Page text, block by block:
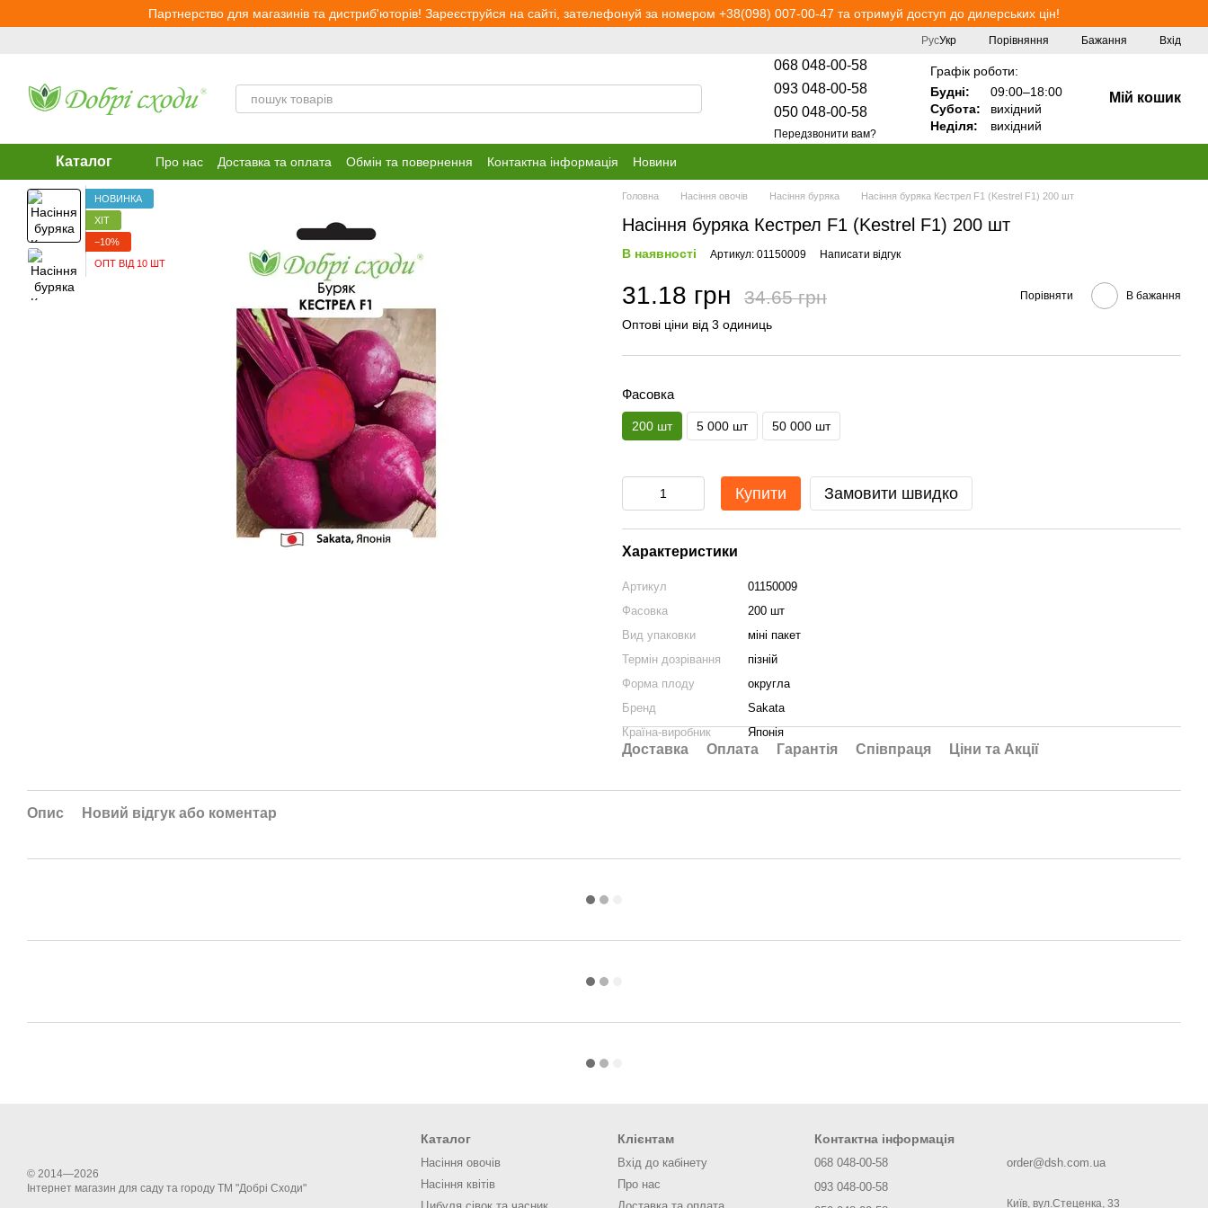
Перейти до основного контентуПартнерство для магазинів та дистриб'юторів! Зареєструйся на сайті, зателефонуй за номером +38(098) 007-00-47 та отримуй доступ до дилерських цін!
РусУкр Порівняння Бажання Вхід
068 048-00-58
093 048-00-58
050 048-00-58
Передзвонити вам?
Графік роботи:
Будні:
09:00–18:00
Субота:
вихідний
Неділя:
вихідний
Мій кошик
Каталог Про нас Доставка та оплата Обмін та повернення Контактна інформація Новини
НОВИНКА
ХІТ
−10%
ОПТ ВІД 10 ШТ
Головна Насіння овочів Насіння буряка Насіння буряка Кестрел F1 (Kestrel F1) 200 шт
Насіння буряка Кестрел F1 (Kestrel F1) 200 шт
В наявності Артикул: 01150009 Написати відгук
31.18 грн 34.65 грн Порівняти В бажання
Оптові ціни від 3 одиниць
Фасовка
200 шт 5 000 шт 50 000 шт
Купити Замовити швидко
Характеристики
Артикул
01150009
Фасовка
200 шт
Вид упаковки
міні пакет
Термін дозрівання
пізній
Форма плоду
округла
Бренд
Sakata
Країна-виробник
Японія
Доставка Оплата Гарантія Співпраця Ціни та Акції
Опис Новий відгук або коментар
© 2014—2026
Інтернет магазин для саду та городу ТМ "Добрі Сходи"
Каталог
Насіння овочів
Насіння квітів
Клієнтам
Вхід до кабінету
Про нас
Контактна інформація
068 048-00-58
093 048-00-58
order@dsh.com.ua
Київ, вул.Стеценка, 33